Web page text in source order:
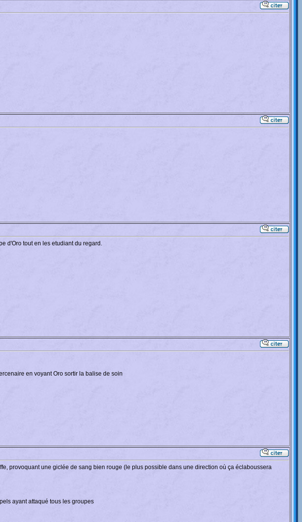
d'Oro tout en les etudiant du regard.
en voyant Oro sortir la balise de soin
provoquant une giclée de sang bien rouge (le plus possible dans une direction où ça éclaboussera
ayant attaqué tous les groupes